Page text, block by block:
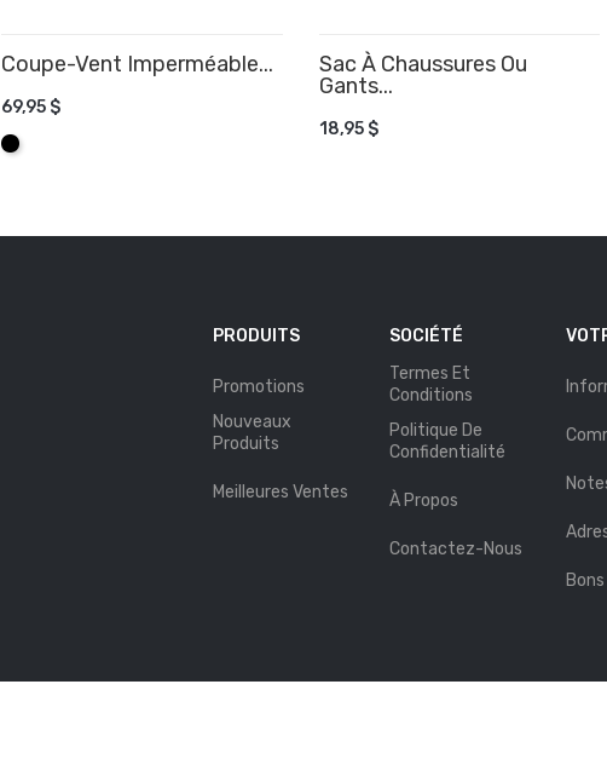
Coupe-Vent Imperméable...
69,95 $
Noir
Sac À Chaussures Ou
Gants...
18,95 $
PRODUITS
Promotions
Nouveaux
Produits
Meilleures Ventes
SOCIÉTÉ
Termes Et
Conditions
Politique De
Confidentialité
À Propos
Contactez-Nous